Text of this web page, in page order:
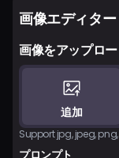
AIチャット
AI学習
AI画像
画像エディター
画像をアップロ
追加
Support jpg, jpeg,
プロンプト